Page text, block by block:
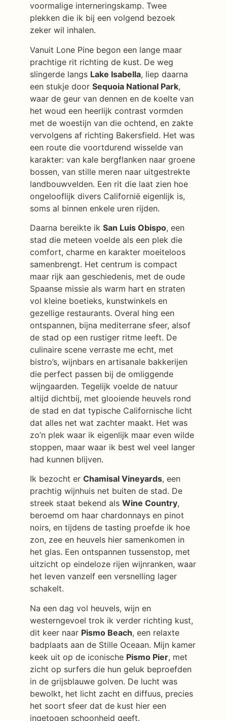
voormalige interneringskamp. Twee
plekken die ik bij een volgend bezoek
zeker wil inhalen.
Vanuit Lone Pine begon een lange maar
prachtige rit richting de kust. De weg
slingerde langs Lake Isabella, liep daarna
een stukje door Sequoia National Park,
waar de geur van dennen en de koelte van
het woud een heerlijk contrast vormden
met de woestijn van die ochtend, en zakte
vervolgens af richting Bakersfield. Het was
een route die voortdurend wisselde van
karakter: van kale bergflanken naar groene
bossen, van stille meren naar uitgestrekte
landbouwvelden. Een rit die laat zien hoe
ongelooflijk divers Californië eigenlijk is,
soms al binnen enkele uren rijden.
Daarna bereikte ik San Luis Obispo, een
stad die meteen voelde als een plek die
comfort, charme en karakter moeiteloos
samenbrengt. Het centrum is compact
maar rijk aan geschiedenis, met de oude
Spaanse missie als warm hart en straten
vol kleine boetieks, kunstwinkels en
gezellige restaurants. Overal hing een
ontspannen, bijna mediterrane sfeer, alsof
de stad op een rustiger ritme leeft. De
culinaire scene verraste me echt, met
bistro’s, wijnbars en artisanale bakkerijen
die perfect passen bij de omliggende
wijngaarden. Tegelijk voelde de natuur
altijd dichtbij, met glooiende heuvels rond
de stad en dat typische Californische licht
dat alles net wat zachter maakt. Het was
zo’n plek waar ik eigenlijk maar even wilde
stoppen, maar waar ik best wel veel langer
had kunnen blijven.
Ik bezocht er Chamisal Vineyards, een
prachtig wijnhuis net buiten de stad. De
streek staat bekend als Wine Country,
beroemd om haar chardonnays en pinot
noirs, en tijdens de tasting proefde ik hoe
zon, zee en heuvels hier samenkomen in
het glas. Een ontspannen tussenstop, met
uitzicht op eindeloze rijen wijnranken, waar
het leven vanzelf een versnelling lager
schakelt.
Na een dag vol heuvels, wijn en
westerngevoel trok ik verder richting kust,
dit keer naar Pismo Beach, een relaxte
badplaats aan de Stille Oceaan. Mijn kamer
keek uit op de iconische Pismo Pier, met
zicht op surfers die hun geluk beproefden
in de grijsblauwe golven. De lucht was
bewolkt, het licht zacht en diffuus, precies
het soort sfeer dat de kust hier een
ingetogen schoonheid geeft.